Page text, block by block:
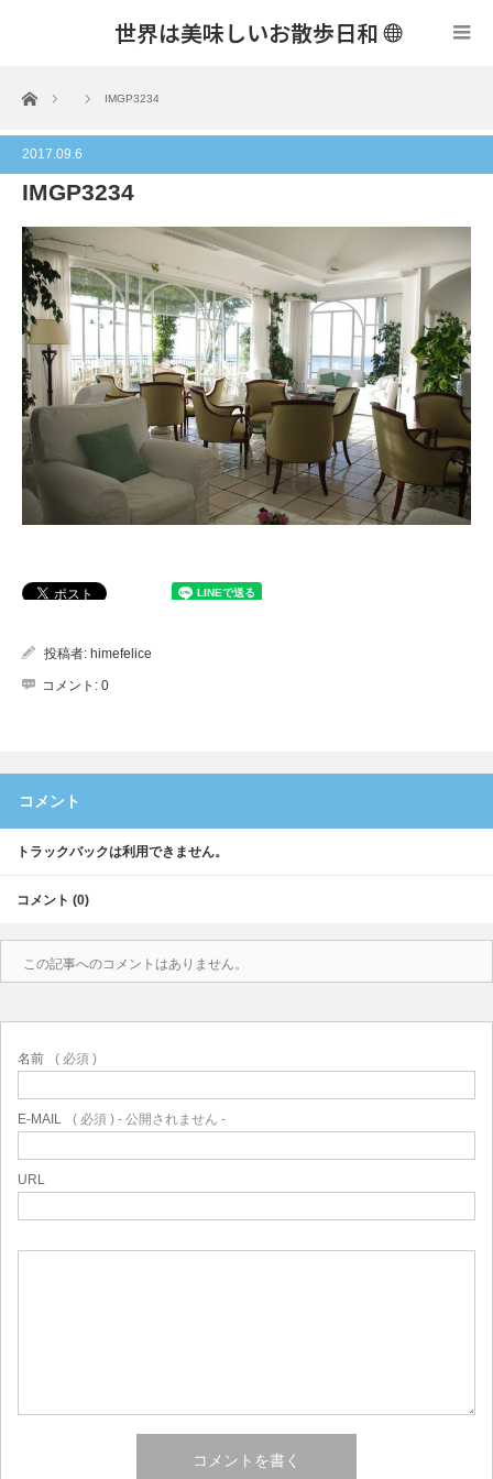
世界は美味しいお散歩日和
ホーム IMGP3234
2017.09.6
IMGP3234
投稿者: himefelice
コメント: 0
コメント
トラックバックは利用できません。
コメント (0)
この記事へのコメントはありません。
名前 ( 必須 )
E-MAIL ( 必須 ) - 公開されません -
URL